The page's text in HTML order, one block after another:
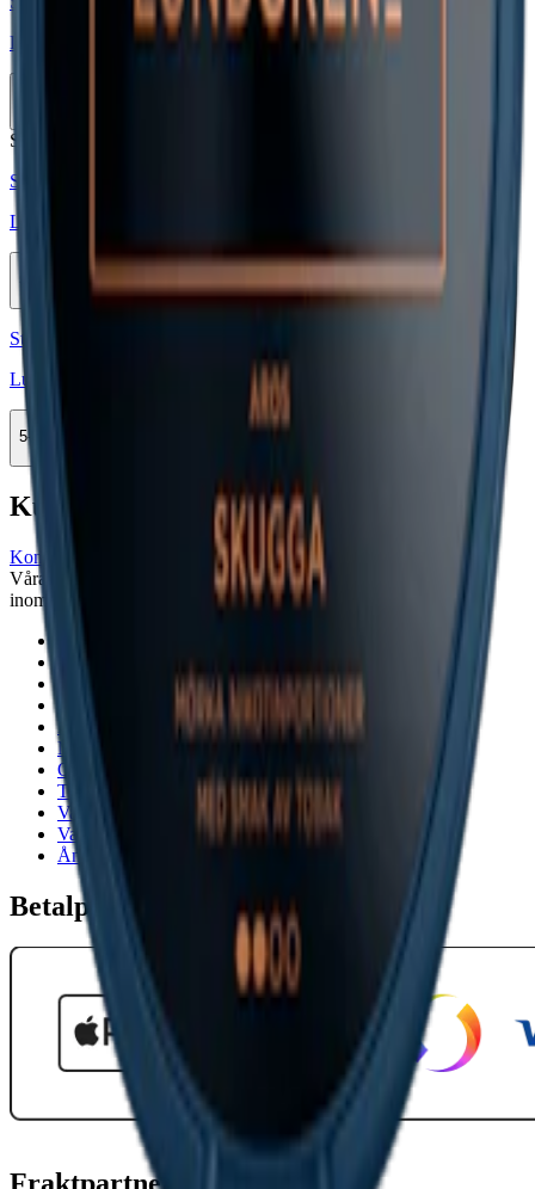
Lundgrens Aros Dagg 2
Stark
Styrka Stark · Large
Lundgrens Aros Skugga Stark 5
143,90 kr
Köp
Styrka Normal · Large
Lundgrens Aros Skugga 2
5-pack
Kundservice
Kontakta oss
Våra öppettider är: Alla dagar 08:00 - 18:00 Vi svarar vanligtvis
inom 24 timmar på vardagar.
Cookiepolicy
Frakt- och leveransvillkor
Köpvillkor
Mitt konto
Om Snuset.se
Tillgänglighetsredogörelse
Vanliga frågor
Varumärken
Ånger
Betalpartner